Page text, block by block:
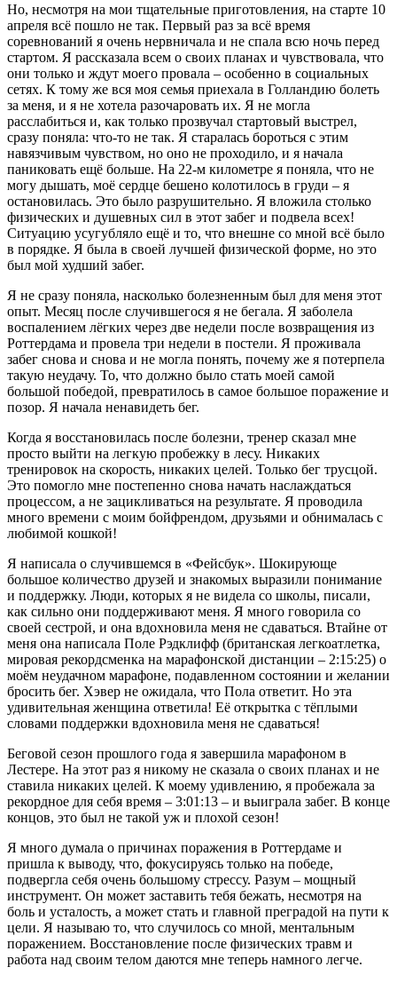
Но, несмотря на мои тщательные приготовления, на старте 10
апреля всё пошло не так. Первый раз за всё время
соревнований я очень нервничала и не спала всю ночь перед
стартом. Я рассказала всем о своих планах и чувствовала, что
они только и ждут моего провала – особенно в социальных
сетях. К тому же вся моя семья приехала в Голландию болеть
за меня, и я не хотела разочаровать их. Я не могла
расслабиться и, как только прозвучал стартовый выстрел,
сразу поняла: что-то не так. Я старалась бороться с этим
навязчивым чувством, но оно не проходило, и я начала
паниковать ещё больше. На 22-м километре я поняла, что не
могу дышать, моё сердце бешено колотилось в груди – я
остановилась. Это было разрушительно. Я вложила столько
физических и душевных сил в этот забег и подвела всех!
Ситуацию усугубляло ещё и то, что внешне со мной всё было
в порядке. Я была в своей лучшей физической форме, но это
был мой худший забег.
Я не сразу поняла, насколько болезненным был для меня этот
опыт. Месяц после случившегося я не бегала. Я заболела
воспалением лёгких через две недели после возвращения из
Роттердама и провела три недели в постели. Я проживала
забег снова и снова и не могла понять, почему же я потерпела
такую неудачу. То, что должно было стать моей самой
большой победой, превратилось в самое большое поражение и
позор. Я начала ненавидеть бег.
Когда я восстановилась после болезни, тренер сказал мне
просто выйти на легкую пробежку в лесу. Никаких
тренировок на скорость, никаких целей. Только бег трусцой.
Это помогло мне постепенно снова начать наслаждаться
процессом, а не зацикливаться на результате. Я проводила
много времени с моим бойфрендом, друзьями и обнималась с
любимой кошкой!
Я написала о случившемся в «Фейсбук». Шокирующе
большое количество друзей и знакомых выразили понимание
и поддержку. Люди, которых я не видела со школы, писали,
как сильно они поддерживают меня. Я много говорила со
своей сестрой, и она вдохновила меня не сдаваться. Втайне от
меня она написала Поле Рэдклифф (британская легкоатлетка,
мировая рекордсменка на марафонской дистанции – 2:15:25) о
моём неудачном марафоне, подавленном состоянии и желании
бросить бег. Хэвер не ожидала, что Пола ответит. Но эта
удивительная женщина ответила! Её открытка с тёплыми
словами поддержки вдохновила меня не сдаваться!
Беговой сезон прошлого года я завершила марафоном в
Лестере. На этот раз я никому не сказала о своих планах и не
ставила никаких целей. К моему удивлению, я пробежала за
рекордное для себя время – 3:01:13 – и выиграла забег. В конце
концов, это был не такой уж и плохой сезон!
Я много думала о причинах поражения в Роттердаме и
пришла к выводу, что, фокусируясь только на победе,
подвергла себя очень большому стрессу. Разум – мощный
инструмент. Он может заставить тебя бежать, несмотря на
боль и усталость, а может стать и главной преградой на пути к
цели. Я называю то, что случилось со мной, ментальным
поражением. Восстановление после физических травм и
работа над своим телом даются мне теперь намного легче.